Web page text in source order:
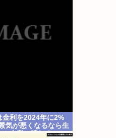
金利を2024年に2%
気が悪くなるなら生
い企業、潰れろ